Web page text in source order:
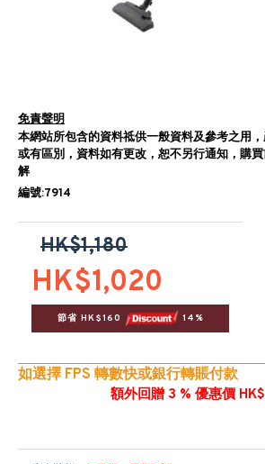
免責聲明
本網站所包含的資料祗供一般資料及參考之用
或有區別，資料如有更改，恕不另行通知，購
解
編號:7914
HK$1,020
HK$1,180
節省 HK$160 14%
如選擇 FPS 轉數快或銀行轉賬付款
額外回贈 3 % 優惠價